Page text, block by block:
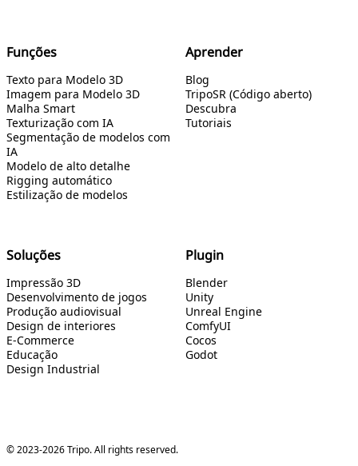
Funções
Texto para Modelo 3D
Imagem para Modelo 3D
Malha Smart
Texturização com IA
Segmentação de modelos com
IA
Modelo de alto detalhe
Rigging automático
Estilização de modelos
Aprender
Blog
TripoSR (Código aberto)
Descubra
Tutoriais
Soluções
Impressão 3D
Desenvolvimento de jogos
Produção audiovisual
Design de interiores
E-Commerce
Educação
Design Industrial
Plugin
Blender
Unity
Unreal Engine
ComfyUI
Cocos
Godot
© 2023-2026 Tripo. All rights reserved.